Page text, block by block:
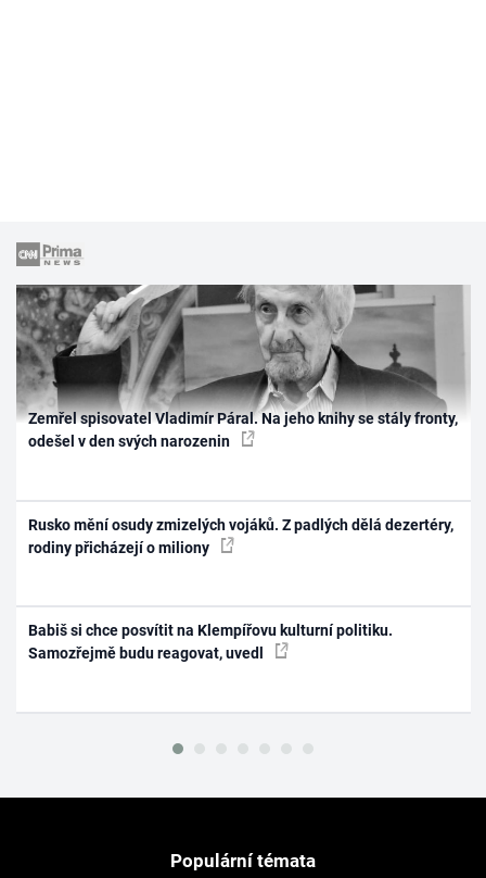
Zemřel spisovatel Vladimír Páral. Na jeho knihy se stály fronty,
odešel v den svých narozenin
Rusko mění osudy zmizelých vojáků. Z padlých dělá dezertéry,
rodiny přicházejí o miliony
Babiš si chce posvítit na Klempířovu kulturní politiku.
Samozřejmě budu reagovat, uvedl
Populární témata